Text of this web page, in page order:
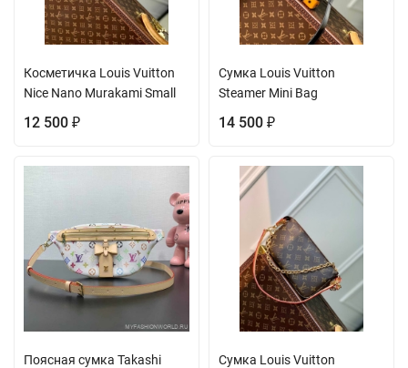
Косметичка Louis Vuitton
Nice Nano Murakami Small
12 500 ₽
Сумка Louis Vuitton
Steamer Mini Bag
14 500 ₽
Поясная сумка Takashi
Сумка Louis Vuitton